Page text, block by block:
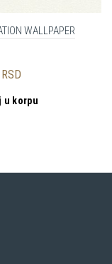
WALLPAPER
RSD
u korpu